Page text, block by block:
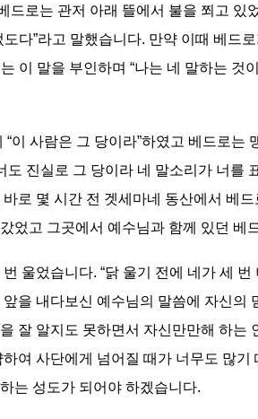
드로는 관저 아래 뜰에서 불을 쬐고 있
다”라고 말했습니다. 만약 이때 베드
이 말을 부인하며 “나는 네 말하는 것
이 사람은 그 당이라”하였고 베드로는
도 진실로 그 당이라 네 말소리가 너를
로 몇 시간 전 겟세마네 동산에서 베
었고 그곳에서 예수님과 함께 있던 베
울었습니다. “닭 울기 전에 네가 세
을 내다보신 예수님의 말씀에 자신
잘 알지도 못하면서 자신만만해 하
여 사단에게 넘어질 때가 너무도 많
는 성도가 되어야 하겠습니다.